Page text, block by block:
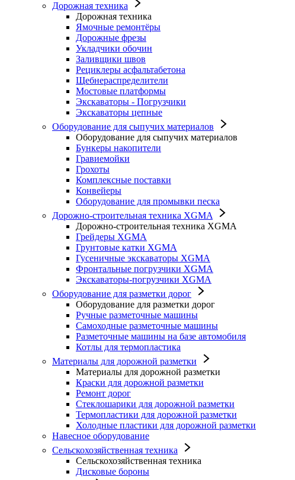
Дорожная техника
Дорожная техника
Ямочные ремонтёры
Дорожные фрезы
Укладчики обочин
Заливщики швов
Рециклеры асфальтабетона
Щебнераспределители
Мостовые платформы
Экскаваторы - Погрузчики
Экскаваторы цепные
Оборудование для сыпучих материалов
Оборудование для сыпучих материалов
Бункеры накопители
Гравиемойки
Грохоты
Комплексные поставки
Конвейеры
Оборудование для промывки песка
Дорожно-строительная техника XGMA
Дорожно-строительная техника XGMA
Грейдеры XGMA
Грунтовые катки XGMA
Гусеничные экскаваторы XGMA
Фронтальные погрузчики XGMA
Экскаваторы-погрузчики XGMA
Оборудование для разметки дорог
Оборудование для разметки дорог
Ручные разметочные машины
Самоходные разметочные машины
Разметочные машины на базе автомобиля
Котлы для термопластика
Материалы для дорожной разметки
Материалы для дорожной разметки
Краски для дорожной разметки
Ремонт дорог
Стеклошарики для дорожной разметки
Термопластики для дорожной разметки
Холодные пластики для дорожной разметки
Навесное оборудование
Сельскохозяйственная техника
Сельскохозяйственная техника
Дисковые бороны